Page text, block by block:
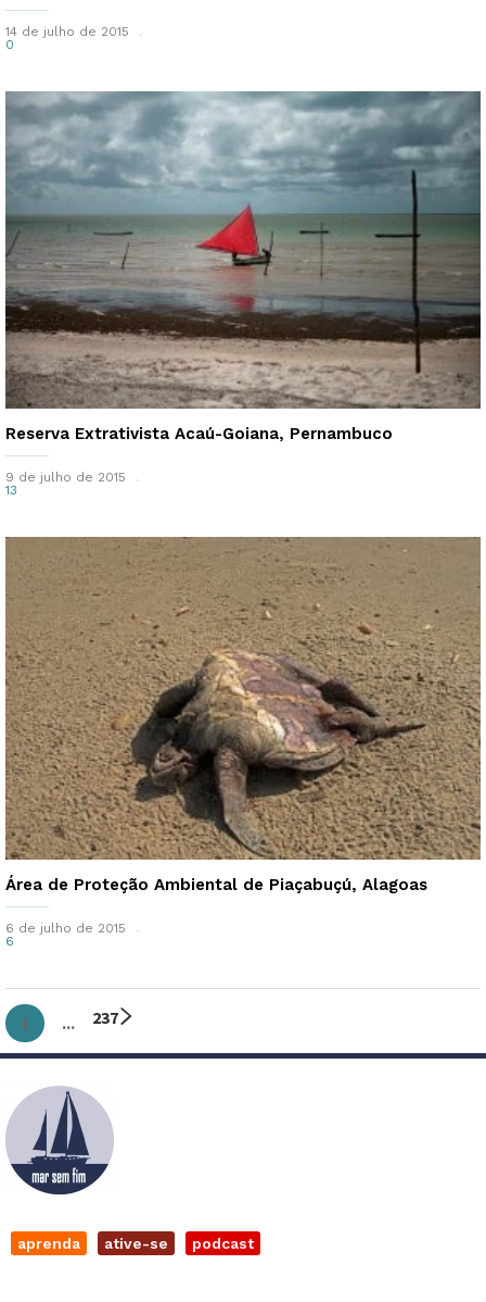
14 de julho de 2015
0
Reserva Extrativista Acaú-Goiana, Pernambuco
9 de julho de 2015
13
Área de Proteção Ambiental de Piaçabuçú, Alagoas
6 de julho de 2015
6
1 23
... 7
aprenda ative-se podcast